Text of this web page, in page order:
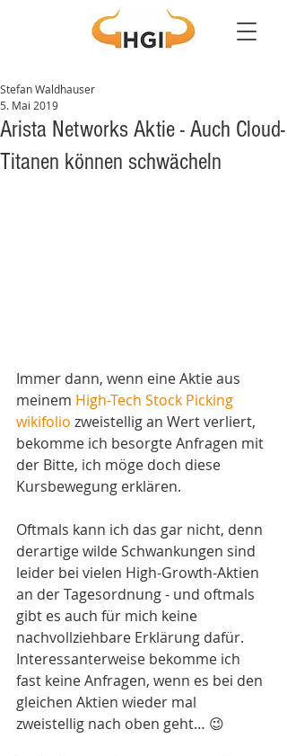
Arista Networks Aktie - Auch Cloud-
Titanen können schwächeln
Stefan Waldhauser
5. Mai 2019
Immer dann, wenn eine Aktie aus
meinem High-Tech Stock Picking
wikifolio zweistellig an Wert verliert,
bekomme ich besorgte Anfragen mit
der Bitte, ich möge doch diese
Kursbewegung erklären.
Oftmals kann ich das gar nicht, denn
derartige wilde Schwankungen sind
leider bei vielen High-Growth-Aktien
an der Tagesordnung - und oftmals
gibt es auch für mich keine
nachvollziehbare Erklärung dafür.
Interessanterweise bekomme ich
fast keine Anfragen, wenn es bei den
gleichen Aktien wieder mal
zweistellig nach oben geht… 😉